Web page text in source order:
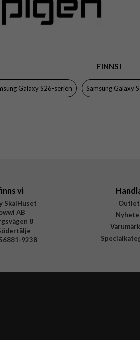
nr
FINNS I
Galaxy S26-serien Samsung Galaxy
vi
SkalHuset
AB
8
9238
Outlet